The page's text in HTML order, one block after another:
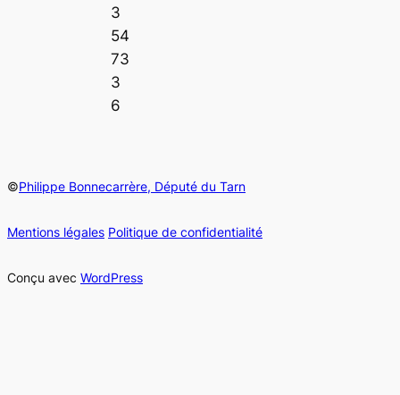
3
54
73
3
6
©Philippe Bonnecarrère, Député du Tarn
Mentions légales Politique de confidentialité
Conçu avec WordPress